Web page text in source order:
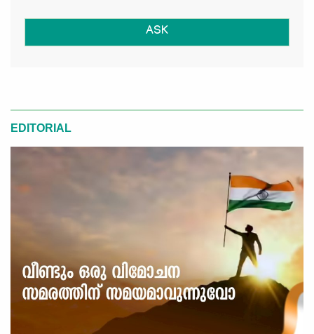
ASK
EDITORIAL